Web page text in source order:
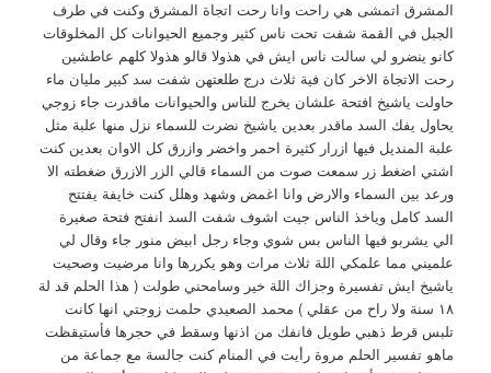
المشرق اتمشى هي راحت وانا رحت اتجاة المشرق وكنت في طرف
الجبل في القمة شفت تحت ناس كثير وجميع الحيوانات كل المخلوقات
كانو ينضرو لي سالت ناس ايش في هذولا قالو هذولا كلهم عاطشين
رحت الاتجاة الاخر كان فية ثلاث درج طلعتهن شفت سد كبير مليان ماء
حاولت ياشيخ افتحة علشان يخرج للناس والحيوانات ماقدرت جاء زوجي
يحاول يفك السد ماقدر بعدين ياشيخ نضرت للسماء نزل منها علبة مثل
علبة المنديل فيها ازرار كثيرة احمر واخضر وازرق كل الاوان بعدين كنت
اشتي اضغط زر سمعت صوت من السماء قالي الزر الازرق ضغطته الا
ورعد بين السماء والارض وانا اغمض وشهد وهلل كنت خايفة يفتتح
السد كامل وياخذ الناس جيت اشوف شفت السد انفتح فتحة صغيرة
الي يشربو فيها الناس بس شوي وجاء رجل ابيض منور جاء وقال لي
علميني مما علمكي اللة ثلاث مرات وهو يكررها وانا مرضيت وصحيت
ياشيخ ايش تفسيرة وجزاك اللة خير وسامحني طولت ( هذا الحلم قد لة
١٨ سنة ولا راح من عقلي ) محمد الصعيدي حلمت زوجتي انها كانت
تلبس قرط ذهبي طويل فانفك من اذنها وسقط في حجرها فأستيقظت
ماهو تفسير الحلم مروة رأيت في المنام كنت جالسة مع جماعة من